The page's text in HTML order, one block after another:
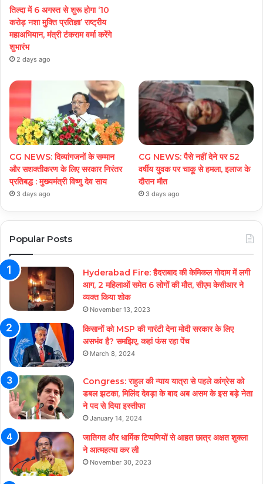
तिल्दा में 6 अगस्त से शुरू होगा ‘10
करोड़ नशा मुक्ति प्रतिज्ञा’ राष्ट्रीय
महाअभियान, मंत्री टंकराम वर्मा करेंगे
शुभारंभ
2 days ago
CG NEWS: दिव्यांगजनों के सम्मान
और सशक्तीकरण के लिए सरकार निरंतर
प्रतिबद्ध : मुख्यमंत्री विष्णु देव साय
3 days ago
CG NEWS: पैसे नहीं देने पर 52
वर्षीय युवक पर चाकू से हमला, इलाज के
दौरान मौत
3 days ago
Popular Posts
Hyderabad Fire: हैदराबाद की केमिकल गोदाम में लगी
आग, 2 महिलाओं समेत 6 लोगों की मौत, सीएम केसीआर ने
व्यक्त किया शोक
November 13, 2023
किसानों को MSP की गारंटी देना मोदी सरकार के लिए
असभंव है? समझिए, कहां फंस रहा पेंच
March 8, 2024
Congress: राहुल की न्याय यात्रा से पहले कांग्रेस को
डबल झटका, मिलिंद देवड़ा के बाद अब असम के इस बड़े नेता
ने पद से दिया इस्तीफा
January 14, 2024
जातिगत और धार्मिक टिप्पणियों से आहत छात्र अक्षत शुक्ला
ने आत्महत्या कर ली
November 30, 2023